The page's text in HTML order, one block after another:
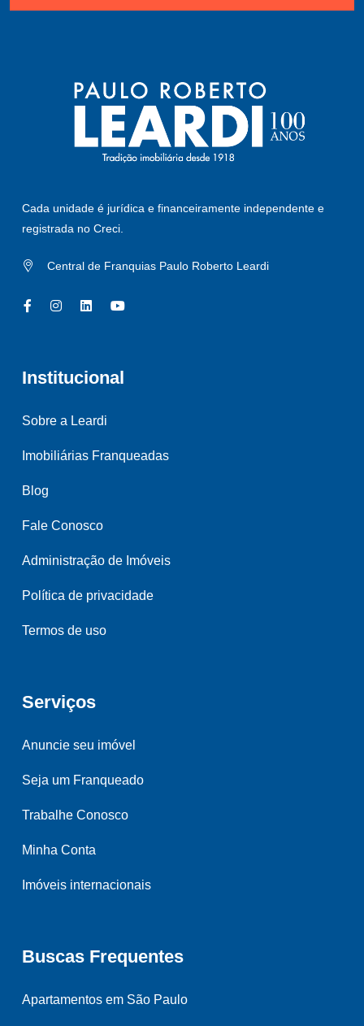
Cada unidade é jurídica e financeiramente independente e
registrada no Creci.
Central de Franquias Paulo Roberto Leardi
Institucional
Sobre a Leardi
Imobiliárias Franqueadas
Blog
Fale Conosco
Administração de Imóveis
Política de privacidade
Termos de uso
Serviços
Anuncie seu imóvel
Seja um Franqueado
Trabalhe Conosco
Minha Conta
Imóveis internacionais
Buscas Frequentes
Apartamentos em São Paulo